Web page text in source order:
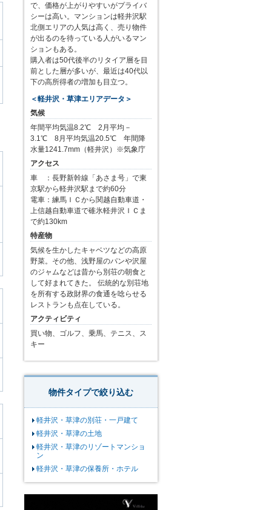
で、価格が上がりやすいがプライバ
シーは高い。マンションは軽井沢駅
北側エリアの人気は高く、売り物件
が出るのを待っている人がいるマン
ションもある。
購入者は50代後半のリタイア層を目
前とした層が多いが、最近は40代以
下の高所得者の増加も目立つ。
＜軽井沢・草津エリアデータ＞
気候
年間平均気温8.2℃ 2月平均－
3.1℃ 8月平均気温20.5℃ 年間降
水量1241.7mm（軽井沢）※気象庁
アクセス
車 ：長野新幹線「あさま号」で東
京駅から軽井沢駅まで約60分
電車：練馬ＩＣから関越自動車道・
上信越自動車道で碓氷軽井沢ＩＣま
で約130km
特産物
気候を生かしたキャベツなどの高原
野菜。その他、浅野屋のパンや沢屋
のジャムなどは昔から別荘の朝食と
して好まれてきた。 伝統的な別荘地
を所有する政財界の食通を唸らせる
レストランも点在している。
アクティビティ
買い物、ゴルフ、乗馬、テニス、ス
キー
物件タイプで絞り込む
軽井沢・草津の別荘・一戸建て
軽井沢・草津の土地
軽井沢・草津のリゾートマンショ
ン
軽井沢・草津の保養所・ホテル